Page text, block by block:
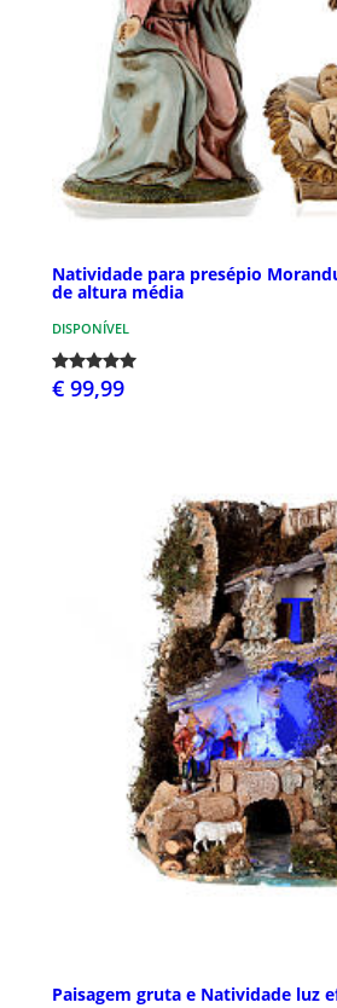
Natividade para presépio
de altura média
DISPONÍVEL
€ 99,99
Paisagem gruta e Natividade luz